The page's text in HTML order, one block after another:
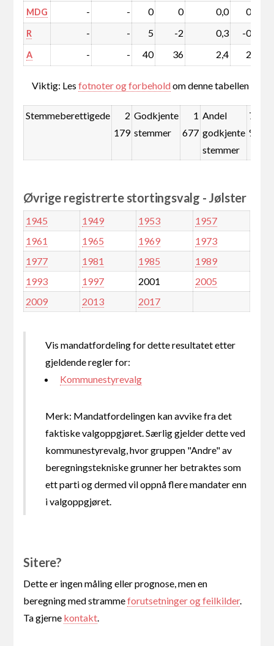
MDG - - 0 0 0,0 0,0
R - - 5 -2 0,3 -0,1
A - - 40 36 2,4 2,2
Viktig: Lesfotnoter og forbeholdom denne tabellen
Stemmeberettigede
2
179
Godkjente
stemmer
1
677
Andel
godkjente
stemmer
77,0
%
Øvrige registrerte stortingsvalg - Jølster
1945 1949 1953
1957
1961
1965 1969
1973
1977
1981 1985
1989
1993
1997 2001
2005
2009
2013 2017
Vis mandatfordeling for dette resultatet etter
gjeldende regler for:
Kommunestyrevalg
Merk: Mandatfordelingen kan avvike fra det
faktiske valgoppgjøret. Særlig gjelder dette ved
kommunestyrevalg, hvor gruppen "Andre" av
beregningstekniske grunner her betraktes som
ett parti og dermed vil oppnå flere mandater enn
i valgoppgjøret.
Sitere?
Dette er ingen måling eller prognose, men en
beregning med strammeforutsetninger og feilkilder.
Ta gjerne kontakt.